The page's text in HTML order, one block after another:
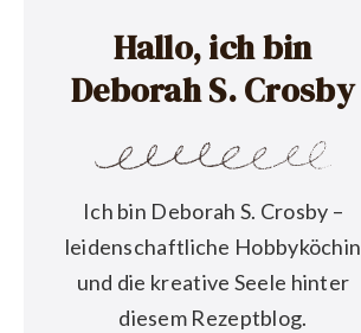
Hallo, ich bin
Deborah S. Crosby
Ich bin Deborah S. Crosby –
leidenschaftliche Hobbyköchin
und die kreative Seele hinter
diesem Rezeptblog.